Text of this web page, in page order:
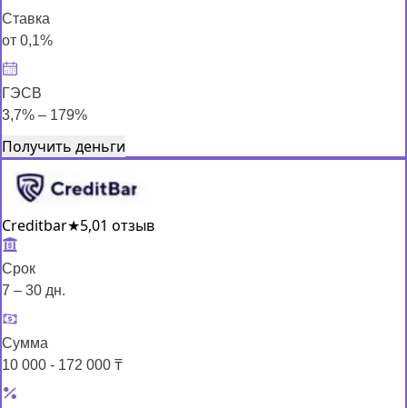
Ставка
от 0,1%
ГЭСВ
3,7% – 179%
Получить деньги
Creditbar★5,01 отзыв
Срок
7 – 30 дн.
Сумма
10 000 - 172 000 ₸